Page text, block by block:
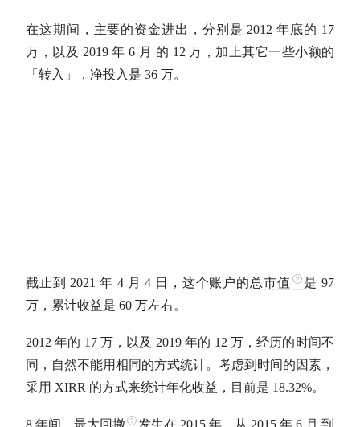
在这期间，主要的资金进出，分别是 2012 年底的 17
万，以及 2019 年 6 月 的 12 万，加上其它一些小额的
「转入」，净投入是 36 万。
截止到 2021 年 4 月 4 日，这个账户的总市值
是 97
万，累计收益是 60 万左右。
2012 年的 17 万，以及 2019 年的 12 万，经历的时间不
同，自然不能用相同的方式统计。考虑到时间的因素，
采用 XIRR 的方式来统计年化收益 ，目前是 18.32%。